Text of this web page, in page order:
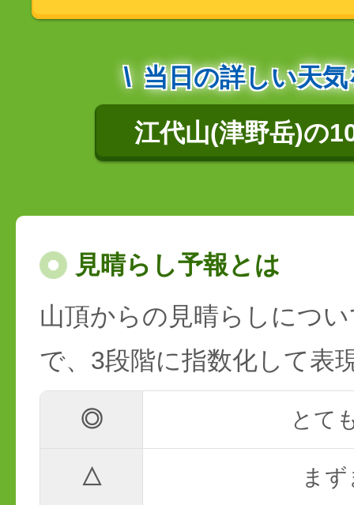
当日の詳しい天
江代山(津野岳)の
見晴らし予報とは
山頂からの見晴らしにつ
で、3段階に指数化して表
◎ とて
△ ま